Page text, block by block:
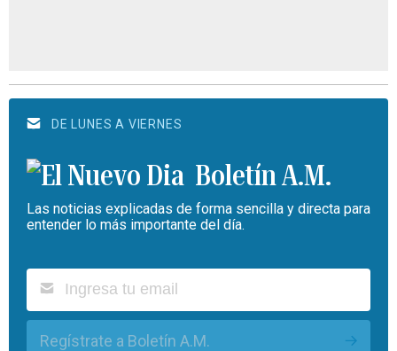
DE LUNES A VIERNES
Boletín A.M.
Las noticias explicadas de forma sencilla y directa para
entender lo más importante del día.
Regístrate a Boletín A.M.